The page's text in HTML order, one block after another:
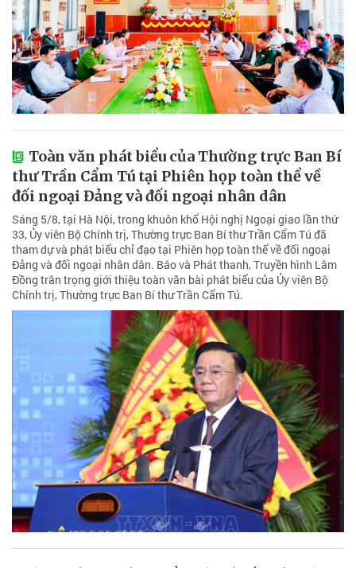
Toàn văn phát biểu của Thường trực Ban Bí
thư Trần Cẩm Tú tại Phiên họp toàn thể về
đối ngoại Đảng và đối ngoại nhân dân
Sáng 5/8, tại Hà Nội, trong khuôn khổ Hội nghị Ngoại giao lần thứ
33, Ủy viên Bộ Chính trị, Thường trực Ban Bí thư Trần Cẩm Tú đã
tham dự và phát biểu chỉ đạo tại Phiên họp toàn thể về đối ngoại
Đảng và đối ngoại nhân dân. Báo và Phát thanh, Truyền hình Lâm
Đồng trân trọng giới thiệu toàn văn bài phát biểu của Ủy viên Bộ
Chính trị, Thường trực Ban Bí thư Trần Cẩm Tú.